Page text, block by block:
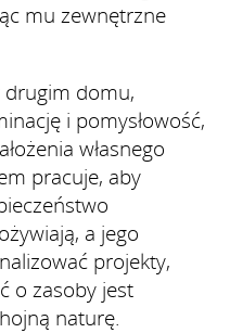
mu zewnętrzne
domu,
i pomysłowość,
własnego
pracuje, aby
a jego
projekty,
o zasoby jest
naturę.